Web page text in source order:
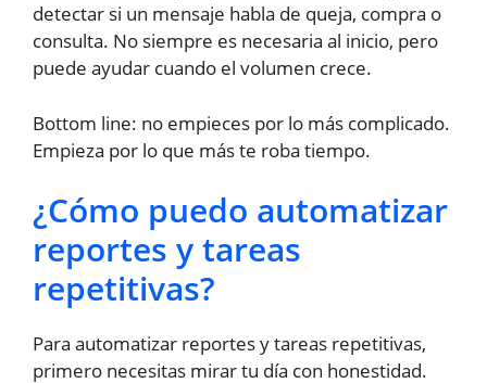
detectar si un mensaje habla de queja, compra o
consulta. No siempre es necesaria al inicio, pero
puede ayudar cuando el volumen crece.
Bottom line: no empieces por lo más complicado.
Empieza por lo que más te roba tiempo.
¿Cómo puedo automatizar
reportes y tareas
repetitivas?
Para automatizar reportes y tareas repetitivas,
primero necesitas mirar tu día con honestidad.